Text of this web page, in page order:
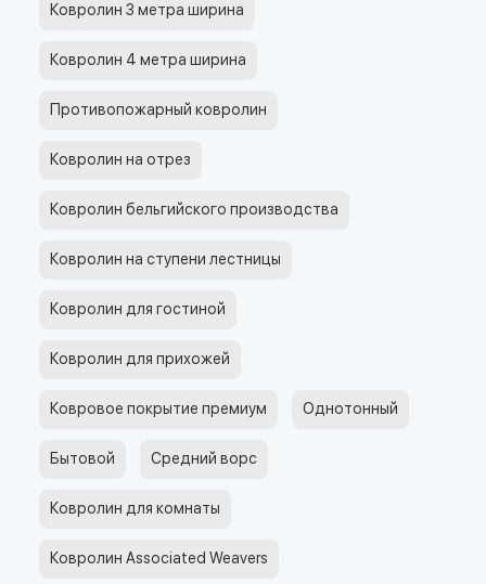
Ковролин 3 метра ширина
Ковролин 4 метра ширина
Противопожарный ковролин
Ковролин на отрез
Ковролин бельгийского производства
Ковролин на ступени лестницы
Ковролин для гостиной
Ковролин для прихожей
Ковровое покрытие премиум Однотонный
Бытовой Средний ворс
Ковролин для комнаты
Ковролин Associated Weavers